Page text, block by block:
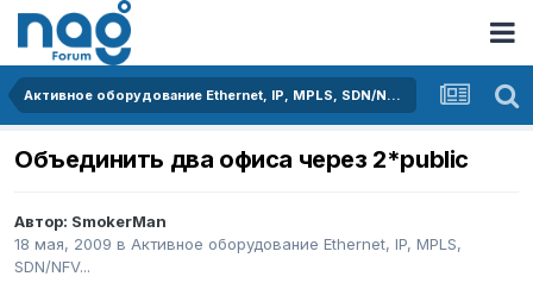
Активное оборудование Ethernet, IP, MPLS, SDN/NFV...
Объединить два офиса через 2*public
Автор: SmokerMan
18 мая, 2009 в Активное оборудование Ethernet, IP, MPLS,
SDN/NFV...